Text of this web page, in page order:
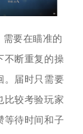
要在瞄准的
不断重复的操
。届时只需要
比较考验玩家
等待时间和子